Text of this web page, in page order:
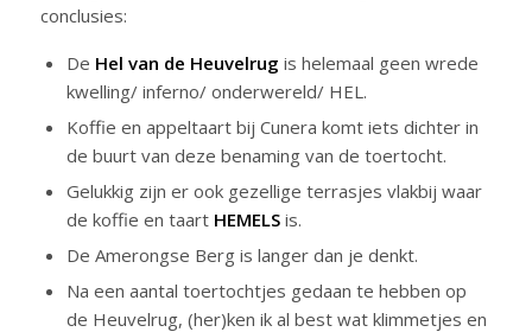
conclusies:
De Hel van de Heuvelrug is helemaal geen wrede
kwelling/ inferno/ onderwereld/ HEL.
Koffie en appeltaart bij Cunera komt iets dichter in
de buurt van deze benaming van de toertocht.
Gelukkig zijn er ook gezellige terrasjes vlakbij waar
de koffie en taart HEMELSis.
De Amerongse Berg is langer dan je denkt.
Na een aantal toertochtjes gedaan te hebben op
de Heuvelrug, (her)ken ik al best wat klimmetjes en